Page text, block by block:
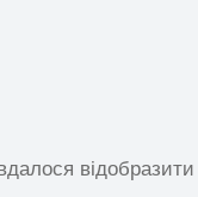
відобразити